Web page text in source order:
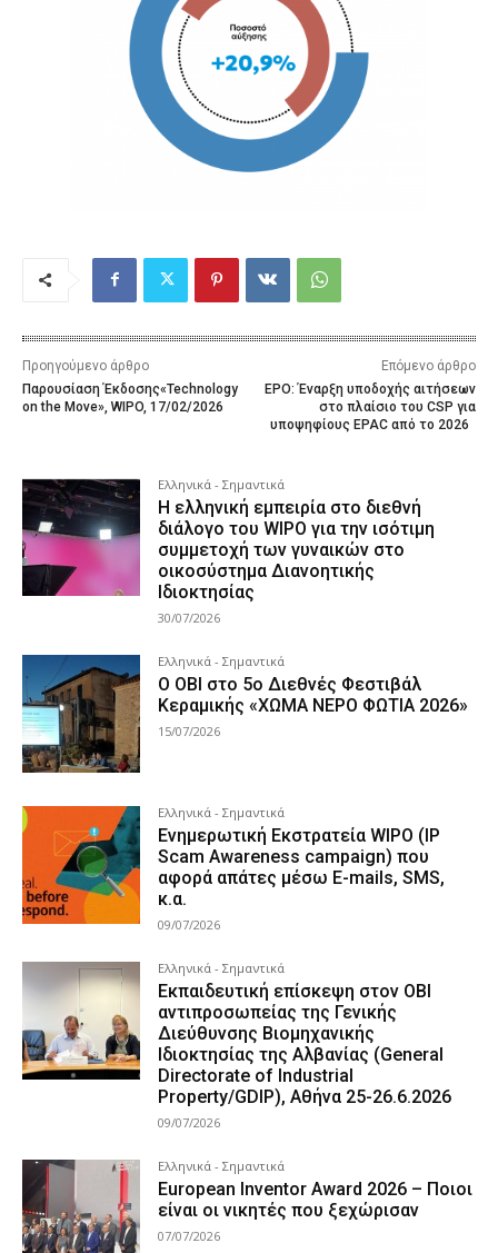
Προηγούμενο άρθρο
Παρουσίαση Έκδοσης«Technology
on the Move», WIPO, 17/02/2026
Επόμενο άρθρο
EPO: Έναρξη υποδοχής αιτήσεων
στο πλαίσιο του CSP για
υποψηφίους EPAC από το 2026
Ελληνικά - Σημαντικά
Η ελληνική εμπειρία στο διεθνή
διάλογο του WIPO για την ισότιμη
συμμετοχή των γυναικών στο
οικοσύστημα Διανοητικής
Ιδιοκτησίας
30/07/2026
Ελληνικά - Σημαντικά
Ο ΟΒΙ στο 5ο Διεθνές Φεστιβάλ
Κεραμικής «ΧΩΜΑ ΝΕΡΟ ΦΩΤΙΑ 2026»
15/07/2026
Ελληνικά - Σημαντικά
Ενημερωτική Εκστρατεία WIPO (IP
Scam Awareness campaign) που
αφορά απάτες μέσω E-mails, SMS,
κ.α.
09/07/2026
Ελληνικά - Σημαντικά
Εκπαιδευτική επίσκεψη στον ΟΒΙ
αντιπροσωπείας της Γενικής
Διεύθυνσης Βιομηχανικής
Ιδιοκτησίας της Αλβανίας (General
Directorate of Industrial
Property/GDIP), Αθήνα 25-26.6.2026
09/07/2026
Ελληνικά - Σημαντικά
European Inventor Award 2026 – Ποιοι
είναι οι νικητές που ξεχώρισαν
07/07/2026